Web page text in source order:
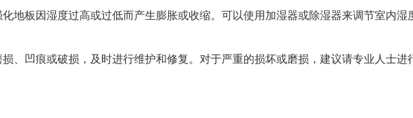
地板因湿度过高或过低而产生膨胀或收缩。可以使用加湿器或除湿器来调节室内湿
、凹痕或破损，及时进行维护和修复。对于严重的损坏或磨损，建议请专业人士进